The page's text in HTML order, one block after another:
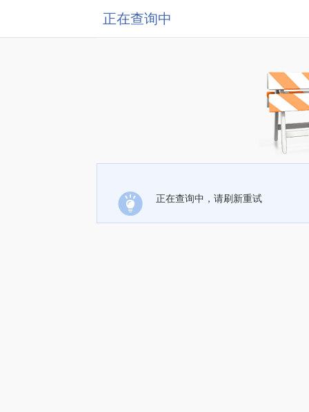
正在查询中
正在查询中，请刷新重试